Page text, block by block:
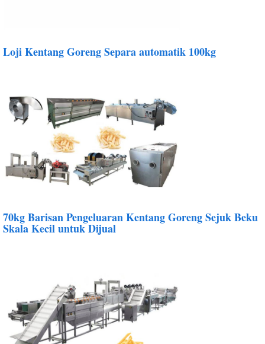
Loji Kentang Goreng Separa automatik 100kg
70kg Barisan Pengeluaran Kentang Goreng Sejuk Beku
Skala Kecil untuk Dijual